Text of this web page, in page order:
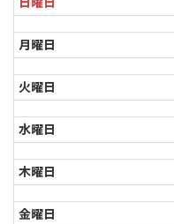
月曜日
火曜日
水曜日
木曜日
金曜日